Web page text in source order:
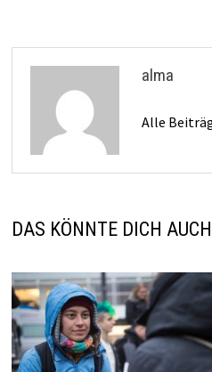
alma
Alle
DAS KÖNNTE DICH